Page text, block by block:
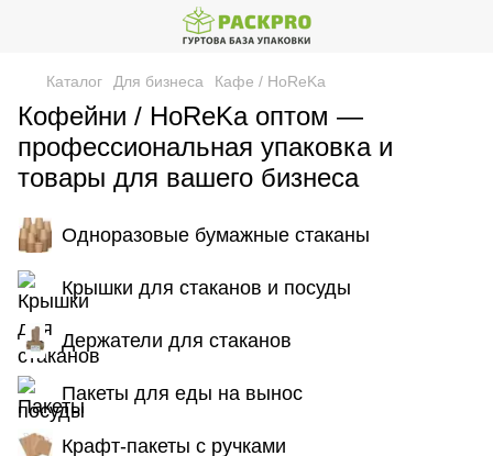
Каталог Для бизнеса Кафе / HoReKa
Кофейни / HoReKa оптом —
профессиональная упаковка и
товары для вашего бизнеса
Одноразовые бумажные стаканы
Крышки для стаканов и посуды
Держатели для стаканов
Пакеты для еды на вынос
Крафт-пакеты с ручками